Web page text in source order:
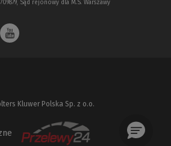
Sąd rejonowy dla M.S. Warszawy
Kluwer Polska Sp. z o.o.